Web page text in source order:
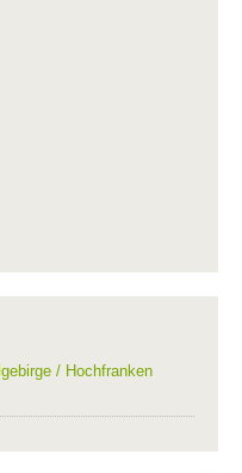
/ Hochfranken